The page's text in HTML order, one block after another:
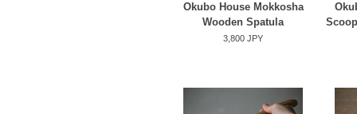
Okubo House Mokkosha
Wooden Spatula
3,800 JPY